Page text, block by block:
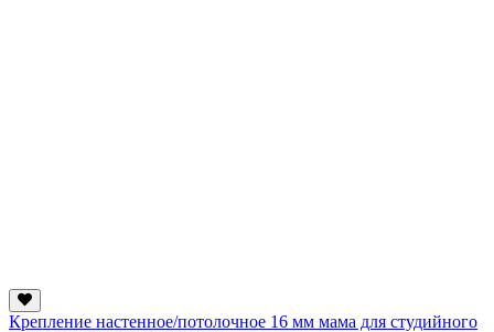
Крепление настенное/потолочное 16 мм мама для студийного